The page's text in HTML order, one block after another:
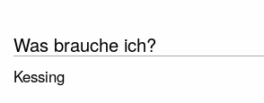
Was brauche ich?
Kessing